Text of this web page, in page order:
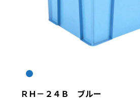
ＲＨ－２４Ｂ ブルー